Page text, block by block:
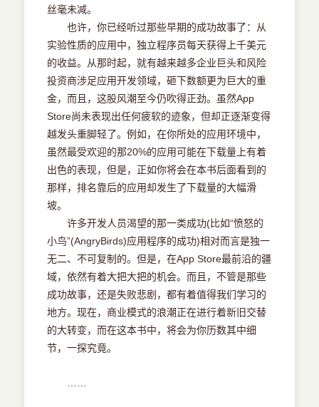
2.3.5 公共关系和市场营销
2.3.6 广告成本
2.4 管理你的期望
2.4.1 App Store就像个拥挤的动物园
App Store创赢艺术--Apple开发的赚钱机密
2.4.2 计划好成本超支的对策
2.4.3 制定日程时的铁腕政策
2.5 本章小结
第3章 App Store市场研究
3.1 数字和趋势分析
3.2 先研究后决策
3.2.1 机会大小：市场上有漏洞吗
3.2.3 先下手为强
3.2.4 总结决策
3.3 分析成功应用
3.3.1 探寻流行的特性
3.3.2 探寻视觉风格
3.3.3 探寻社交网络集成
3.3.4 探寻iPhone的名品堂
3.3.5 避开挥之不去的自尊陷阱
3.3.6 游戏概念：新旧对抗
3.4 分析不成功的应用
3.4.2 从别人的意见中学习
丝毫未减。
也许，你已经听过那些早期的成功故事了：从
实验性质的应用中，独立程序员每天获得上千美元
的收益。从那时起，就有越来越多企业巨头和风险
投资商涉足应用开发领域，砸下数额更为巨大的重
金，而且，这股风潮至今仍吹得正劲。虽然App
Store尚未表现出任何疲软的迹象，但却正逐渐变得
越发头重脚轻了。例如，在你所处的应用环境中，
虽然最受欢迎的那20%的应用可能在下载量上有着
出色的表现，但是，正如你将会在本书后面看到的
那样，排名靠后的应用却发生了下载量的大幅滑
坡。
许多开发人员渴望的那一类成功(比如“愤怒的
小鸟”(AngryBirds)应用程序的成功)相对而言是独一
无二、不可复制的。但是，在App Store最前沿的疆
域，依然有着大把大把的机会。而且，不管是那些
成功故事，还是失败悲剧，都有着值得我们学习的
地方。现在，商业模式的浪潮正在进行着新旧交替
的大转变，而在这本书中，将会为你历数其中细
节，一探究竟。
……